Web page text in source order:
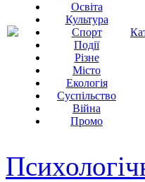
Освіта
Культура
Спорт
Події
Різне
Місто
Екологія
Суспільство
Війна
Промо